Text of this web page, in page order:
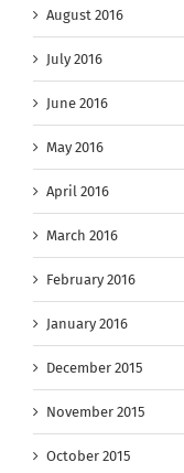
August 2016
July 2016
June 2016
May 2016
April 2016
March 2016
February 2016
January 2016
December 2015
November 2015
October 2015